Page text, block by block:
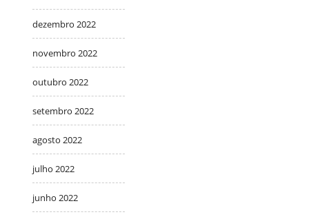
dezembro 2022
novembro 2022
outubro 2022
setembro 2022
agosto 2022
julho 2022
junho 2022